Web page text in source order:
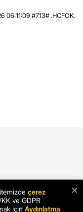
06:11:09 #7.13# .HCFOK.
×
çerez
ve GDPR
için Aydınlatma